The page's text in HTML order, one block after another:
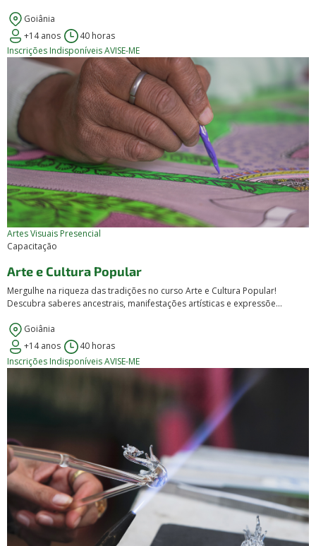
Goiânia
+14 anos
40 horas
Inscrições IndisponíveisAVISE-ME
Artes Visuais Presencial
Capacitação
Arte e Cultura Popular
Mergulhe na riqueza das tradições no curso Arte e Cultura Popular!
Descubra saberes ancestrais, manifestações artísticas e expressõe...
Goiânia
+14 anos
40 horas
Inscrições IndisponíveisAVISE-ME